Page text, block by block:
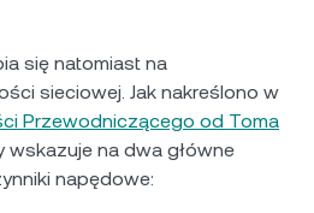
się natomiast na
sieciowej. Jak nakreślono w
Przewodniczącego od Toma
wskazuje na dwa główne
napędowe: